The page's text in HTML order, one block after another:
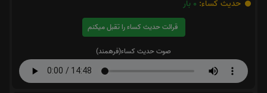
حدیث کساء: 0 بار
قرائت حدیث کساء را تقبل میکنم
صوت حدیث کساء(فرهمند)